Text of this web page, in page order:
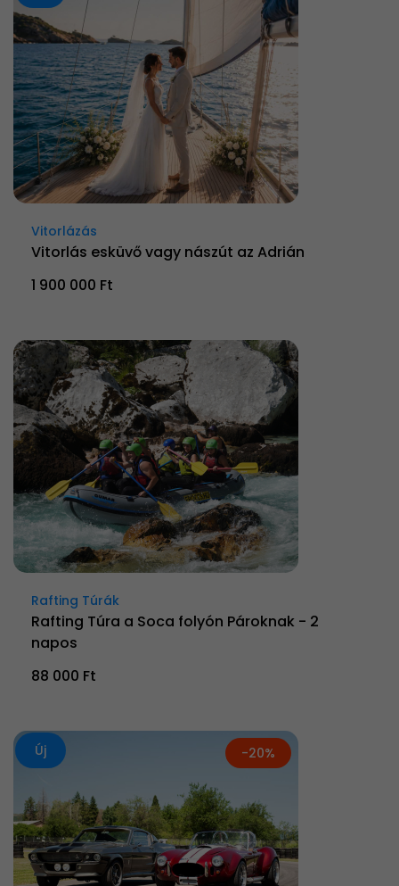
Vitorlázás
Vitorlás esküvő vagy nászút az Adrián
1 900 000 Ft
Rafting Túrák
Rafting Túra a Soca folyón Pároknak - 2
napos
88 000 Ft
Új -20%